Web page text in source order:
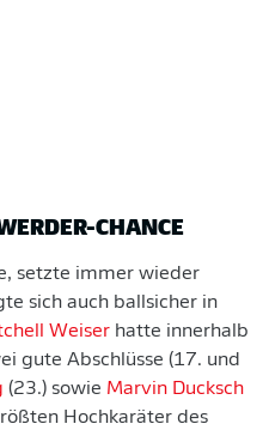
CHANCE
setzte immer wieder
sich auch ballsicher in
Weiser hatte innerhalb
gute Abschlüsse (17. und
(23.) sowie Marvin Ducksch
Hochkaräter des